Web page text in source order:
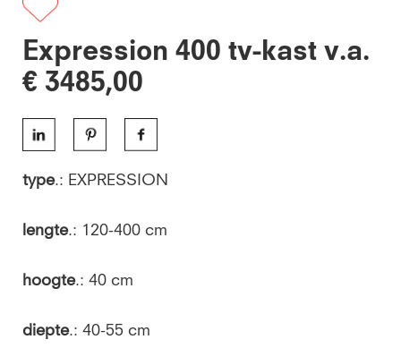
Expression 400 tv-kast v.a.
€ 3485,00
type.: EXPRESSION
lengte.: 120-400 cm
hoogte.: 40 cm
diepte.: 40-55 cm